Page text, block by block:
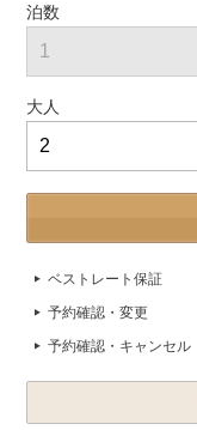
泊数
大人
ベストレート保証
予約確認・変更
予約確認・キャンセル